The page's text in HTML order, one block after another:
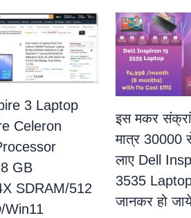
3 Laptop
Celeron
GB
SDRAM/512
Win11
इस मकर
मात्र 30000
लाए Dell
3535
जानकर हो